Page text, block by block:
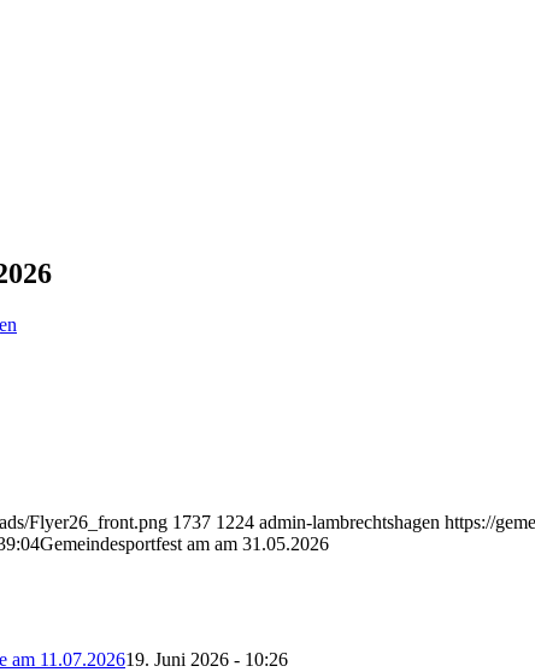
Flyer26_front.png 1737 1224 admin-lambrechtshagen https://
Gemeindesportfest am am 31.05.2026
am 11.07.202619. Juni 2026 - 10:26